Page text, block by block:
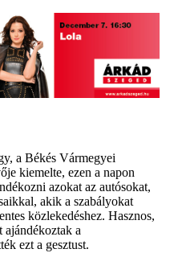
a Békés Vármegyei
kiemelte, ezen a napon
azokat az autósokat,
akik a szabályokat
közlekedéshez. Hasznos,
ajándékoztak a
ezt a gesztust.